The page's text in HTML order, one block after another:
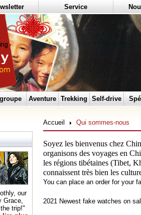
Service
Aventure Trekking Self-drive
our
Grace,
trip!"
Accueil Qui sommes-nous
Soyez les bienvenus chez
organisons des voyages en
les régions tibétaines (Tibet,
connaissent très bien les
You can place an order for your
2021 Newest fake watches on